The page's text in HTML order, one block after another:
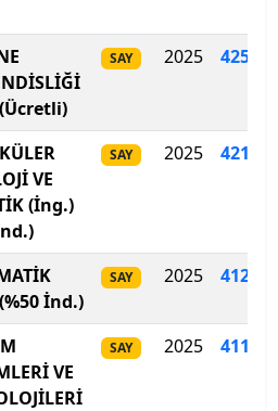
SAY 2025
VE
(İng.)
SAY 2025 421
İnd.)
SAY 2025 412
VE
SAY 2025